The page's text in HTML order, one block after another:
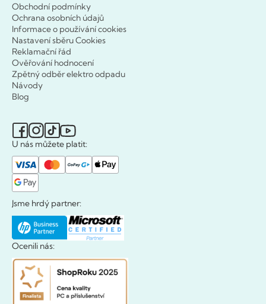
Obchodní podmínky
Ochrana osobních údajů
Informace o používání cookies
Nastavení sběru Cookies
Reklamační řád
Ověřování hodnocení
Zpětný odběr elektro odpadu
Návody
Blog
U nás můžete platit:
Jsme hrdý partner:
Ocenili nás: